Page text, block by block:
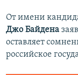
От имени
Джо Байдена
оставляет
российское